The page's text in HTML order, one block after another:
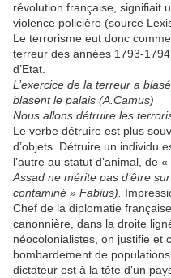
révolution française, signifiait
violence policière (source
Le terrorisme eut donc
terreur des années 1793-
d’Etat.
L’exercice de la terreur a
blasent le palais (A.Camus)
Nous allons détruire les
Le verbe détruire est plus
d’objets. Détruire un individu
l’autre au statut d’animal, de
Assad ne mérite pas d’être
contaminé » Fabius).
Chef de la diplomatie
canonnière, dans la droite
néocolonialistes, on justifie et
bombardement de
dictateur est à la tête d’un